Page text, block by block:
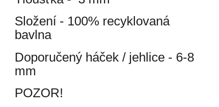
Složení - 100% recyklovaná
bavlna
Doporučený háček / jehlice - 6-8
mm
POZOR!